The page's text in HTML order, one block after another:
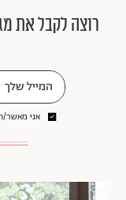
רוצה לקבל את
אני מאשר/